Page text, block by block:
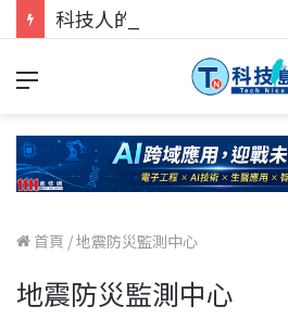
首頁 /地震防災監測中心
地震防災監測中心